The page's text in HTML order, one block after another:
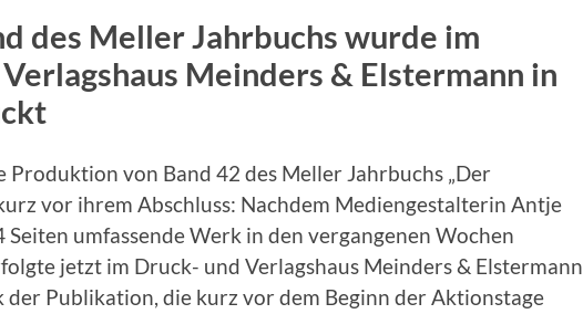
des Meller Jahrbuchs wurde im
Meinders & Elstermann in
Produktion von Band 42 des Meller Jahrbuchs „Der
vor ihrem Abschluss: Nachdem Mediengestalterin Antje
Seiten umfassende Werk in den vergangenen Wochen
jetzt im Druck- und Verlagshaus Meinders & Elstermann
der Publikation, die kurz vor dem Beginn der Aktionstage